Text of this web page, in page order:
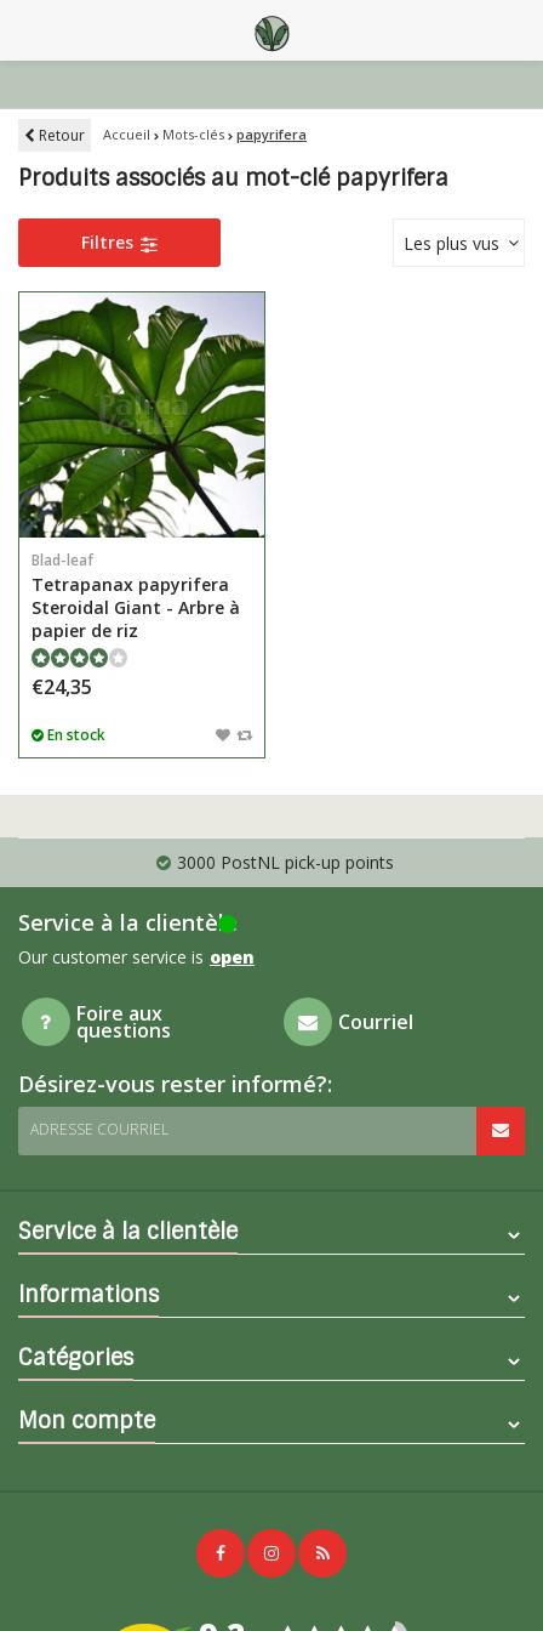
Retour Accueil Mots-clés papyrifera
Produits associés au mot-clé papyrifera
Filtres Les plus vus
Blad-leaf
Tetrapanax papyrifera
Steroidal Giant - Arbre à
papier de riz
€24,35
En stock
3000 PostNL pick-up points
Service à la clientèle
Our customer service is open
Foire aux
questions Courriel
Désirez-vous rester informé?:
ADRESSE COURRIEL
Service à la clientèle
Informations
Catégories
Mon compte